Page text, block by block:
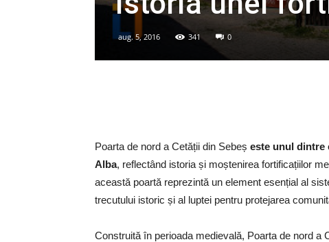
aug. 5, 2016 341 0
Poarta de nord a Cetății din Sebeș este unul dintre
Alba, reflectând istoria și moștenirea fortificațiilor
această poartă reprezintă un element esențial al
trecutului istoric și al luptei pentru protejarea
Construită în perioada medievală, Poarta de nord a